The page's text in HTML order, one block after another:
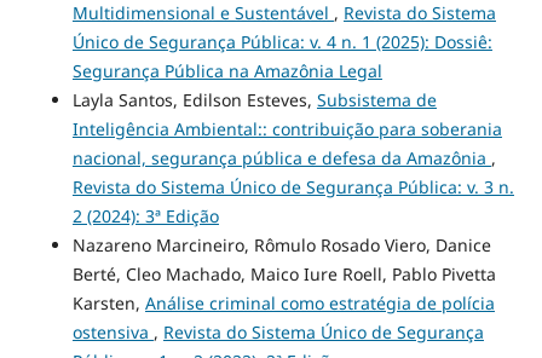
Multidimensional e Sustentável , Revista do Sistema
Único de Segurança Pública: v. 4 n. 1 (2025): Dossiê:
Segurança Pública na Amazônia Legal
Layla Santos, Edilson Esteves, Subsistema de
Inteligência Ambiental:: contribuição para soberania
nacional, segurança pública e defesa da Amazônia ,
Revista do Sistema Único de Segurança Pública: v. 3 n.
2 (2024): 3ª Edição
Nazareno Marcineiro, Rômulo Rosado Viero, Danice
Berté, Cleo Machado, Maico Iure Roell, Pablo Pivetta
Karsten, Análise criminal como estratégia de polícia
ostensiva , Revista do Sistema Único de Segurança